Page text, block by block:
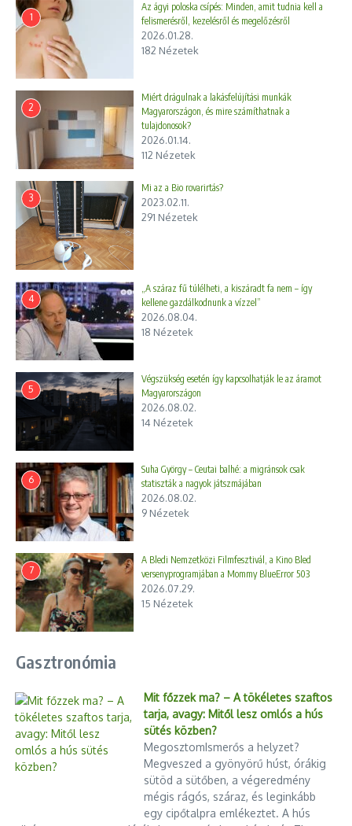
1
Az ágyi poloska csípés: Minden, amit tudnia kell a
felismerésről, kezelésről és megelőzésről
2026.01.28.
182 Nézetek
2
Miért drágulnak a lakásfelújítási munkák
Magyarországon, és mire számíthatnak a
tulajdonosok?
2026.01.14.
112 Nézetek
3
Mi az a Bio rovarirtás?
2023.02.11.
291 Nézetek
4
„A száraz fű túlélheti, a kiszáradt fa nem – így
kellene gazdálkodnunk a vízzel”
2026.08.04.
18 Nézetek
5
Végszükség esetén így kapcsolhatják le az áramot
Magyarországon
2026.08.02.
14 Nézetek
6
Suha György – Ceutai balhé: a migránsok csak
statiszták a nagyok játszmájában
2026.08.02.
9 Nézetek
7
A Bledi Nemzetközi Filmfesztivál, a Kino Bled
versenyprogramjában a Mommy BlueError 503
2026.07.29.
15 Nézetek
Gasztronómia
Mit főzzek ma? – A tökéletes szaftos
tarja, avagy: Mitől lesz omlós a hús
sütés közben?
MegosztomIsmerős a helyzet?
Megveszed a gyönyörű húst, órákig
sütöd a sütőben, a végeredmény
mégis rágós, száraz, és leginkább
egy cipőtalpra emlékeztet. A hús